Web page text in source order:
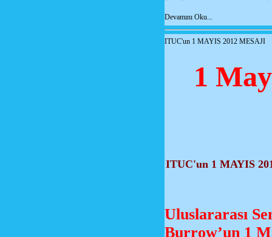
Devamını Oku...
ITUC'un 1 MAYIS 2012 MESAJI
1
ITUC'un 1 MAYIS
Uluslararası
Burrow’un 1